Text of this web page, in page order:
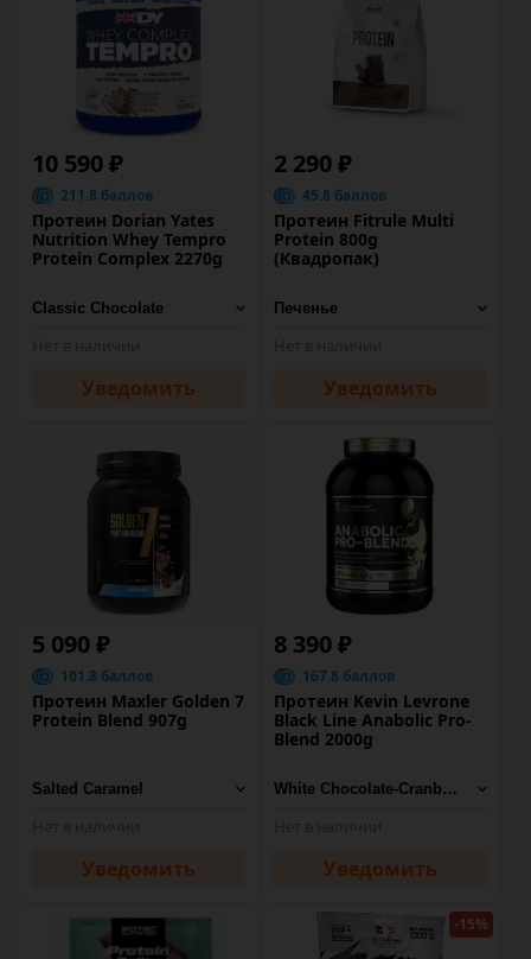
10 590 ₽
211.8 баллов
Протеин Dorian Yates
Nutrition Whey Tempro
Protein Complex 2270g
Уведомить
2 290 ₽
45.8 баллов
Протеин Fitrule Multi
Protein 800g
(Квадропак)
Уведомить
5 090 ₽
101.8 баллов
Протеин Maxler Golden 7
Protein Blend 907g
Уведомить
8 390 ₽
167.8 баллов
Протеин Kevin Levrone
Black Line Anabolic Pro-
Blend 2000g
Уведомить
-15%